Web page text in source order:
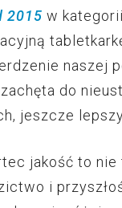
2015 w
naszej
do
jeszcze
jakość to
i